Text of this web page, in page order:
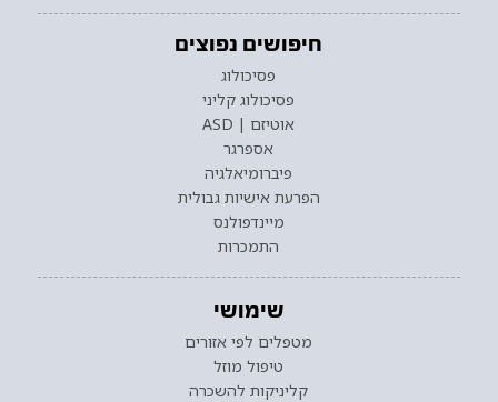
חיפושים נפוצים
פסיכולוג
פסיכולוג קליני
אוטיזם | ASD
אספרגר
פיברומיאלגיה
הפרעת אישיות גבולית
מיינדפולנס
התמכרות
שימושי
מטפלים לפי אזורים
טיפול מוזל
קליניקות להשכרה